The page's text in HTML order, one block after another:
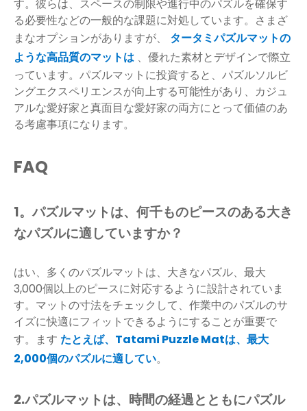
す。彼らは、スペースの制限や進行中のパズルを確保す
る必要性などの一般的な課題に対処しています。さまざ
まなオプションがありますが、 タータミパズルマットの
ような高品質のマットは 、優れた素材とデザインで際立
っています。パズルマットに投資すると、パズルソルビ
ングエクスペリエンスが向上する可能性があり、カジュ
アルな愛好家と真面目な愛好家の両方にとって価値のあ
る考慮事項になります。
FAQ
1。パズルマットは、何千ものピースのある大き
なパズルに適していますか？
はい、多くのパズルマットは、大きなパズル、最大
3,000個以上のピースに対応するように設計されていま
す。マットの寸法をチェックして、作業中のパズルのサ
イズに快適にフィットできるようにすることが重要で
す。ます たとえば、Tatami Puzzle Matは、最大
2,000個のパズルに適してい。
2.パズルマットは、時間の経過とともにパズル